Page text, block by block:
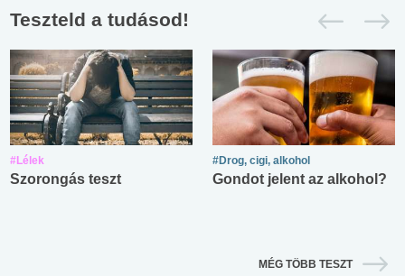
Teszteld a tudásod!
#Lélek
Szorongás teszt
#Drog, cigi, alkohol
Gondot jelent az alkohol?
MÉG TÖBB TESZT